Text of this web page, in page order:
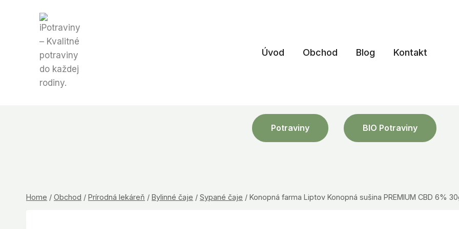
Úvod Obchod Blog Kontakt
Potraviny BIO Potraviny
Home / Obchod / Prírodná lekáreň / Bylinné čaje / Sypané čaje / Konopná farma Liptov Konopná sušina PREMIUM CBD 6%